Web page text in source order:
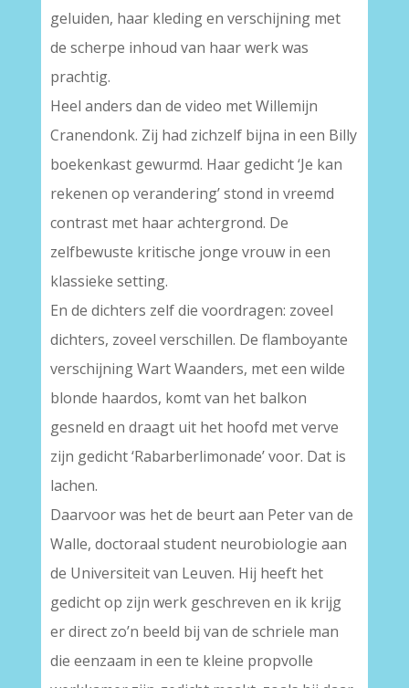
geluiden, haar kleding en verschijning met
de scherpe inhoud van haar werk was
prachtig.
Heel anders dan de video met Willemijn
Cranendonk. Zij had zichzelf bijna in een Billy
boekenkast gewurmd. Haar gedicht ‘Je kan
rekenen op verandering’ stond in vreemd
contrast met haar achtergrond. De
zelfbewuste kritische jonge vrouw in een
klassieke setting.
En de dichters zelf die voordragen: zoveel
dichters, zoveel verschillen. De flamboyante
verschijning Wart Waanders, met een wilde
blonde haardos, komt van het balkon
gesneld en draagt uit het hoofd met verve
zijn gedicht ‘Rabarberlimonade’ voor. Dat is
lachen.
Daarvoor was het de beurt aan Peter van de
Walle, doctoraal student neurobiologie aan
de Universiteit van Leuven. Hij heeft het
gedicht op zijn werk geschreven en ik krijg
er direct zo’n beeld bij van de schriele man
die eenzaam in een te kleine propvolle